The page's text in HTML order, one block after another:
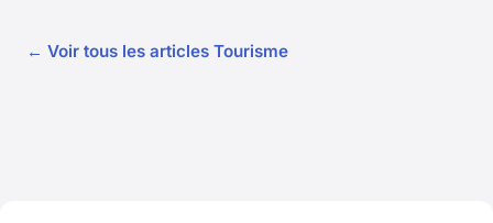
← Voir tous les articles Tourisme